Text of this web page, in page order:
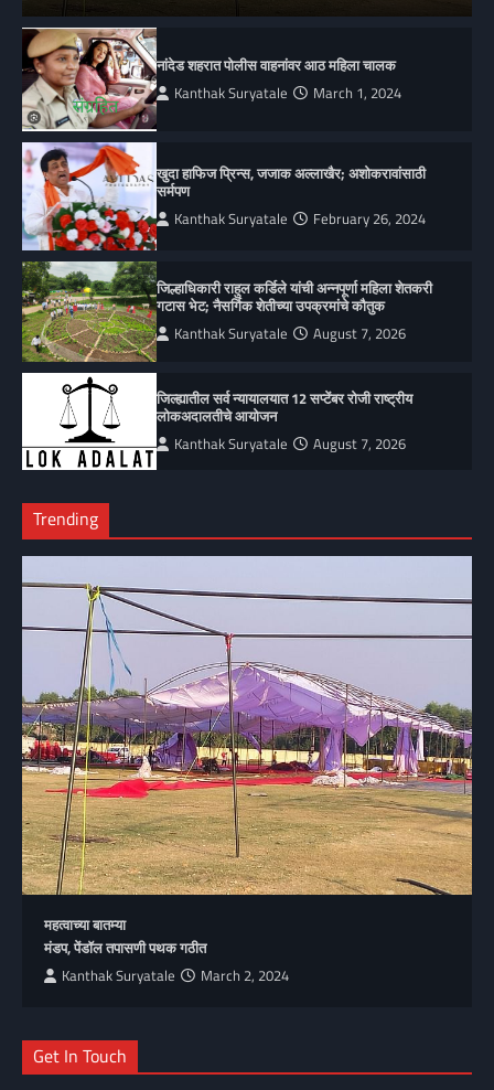
नांदेड शहरात पोलीस वाहनांवर आठ महिला चालक
Kanthak Suryatale March 1, 2024
खुदा हाफिज प्रिन्स, जजाक अल्लाखैर; अशोकरावांसाठी
सर्मपण
Kanthak Suryatale February 26, 2024
जिल्हाधिकारी राहुल कर्डिले यांची अन्नपूर्णा महिला शेतकरी
गटास भेट; नैसर्गिक शेतीच्या उपक्रमांचे कौतुक
Kanthak Suryatale August 7, 2026
जिल्ह्यातील सर्व न्यायालयात 12 सप्टेंबर रोजी राष्ट्रीय
लोकअदालतीचे आयोजन
Kanthak Suryatale August 7, 2026
Trending
महत्वाच्या बातम्या
मंडप, पेंडॉल तपासणी पथक गठीत
Kanthak Suryatale March 2, 2024
Get In Touch